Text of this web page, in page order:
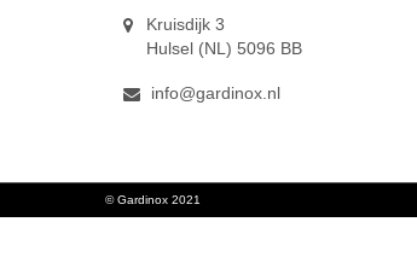
Kruisdijk 3
Hulsel (NL) 5096 BB
info@gardinox.nl
© Gardinox 2021